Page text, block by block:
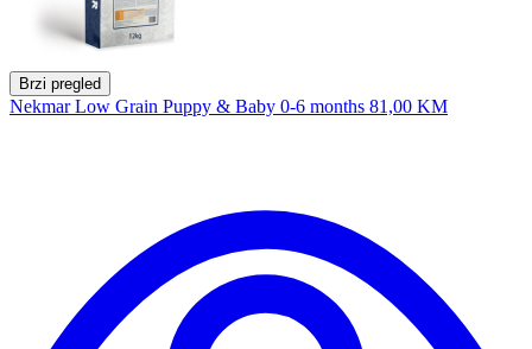
Brzi pregled
Nekmar Low Grain Puppy & Baby 0-6 months 81,00 KM